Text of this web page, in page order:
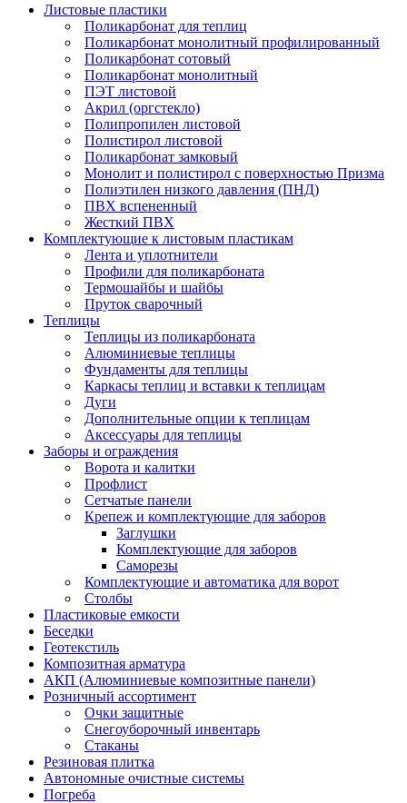
Листовые пластики
Поликарбонат для теплиц
Поликарбонат монолитный профилированный
Поликарбонат сотовый
Поликарбонат монолитный
ПЭТ листовой
Акрил (оргстекло)
Полипропилен листовой
Полистирол листовой
Поликарбонат замковый
Монолит и полистирол с поверхностью Призма
Полиэтилен низкого давления (ПНД)
ПВХ вспененный
Жесткий ПВХ
Комплектующие к листовым пластикам
Лента и уплотнители
Профили для поликарбоната
Термошайбы и шайбы
Пруток сварочный
Теплицы
Теплицы из поликарбоната
Алюминиевые теплицы
Фундаменты для теплицы
Каркасы теплиц и вставки к теплицам
Дуги
Дополнительные опции к теплицам
Аксессуары для теплицы
Заборы и ограждения
Ворота и калитки
Профлист
Сетчатые панели
Крепеж и комплектующие для заборов
Заглушки
Комплектующие для заборов
Саморезы
Комплектующие и автоматика для ворот
Столбы
Пластиковые емкости
Беседки
Геотекстиль
Композитная арматура
АКП (Алюминиевые композитные панели)
Розничный ассортимент
Очки защитные
Снегоуборочный инвентарь
Стаканы
Резиновая плитка
Автономные очистные системы
Погреба